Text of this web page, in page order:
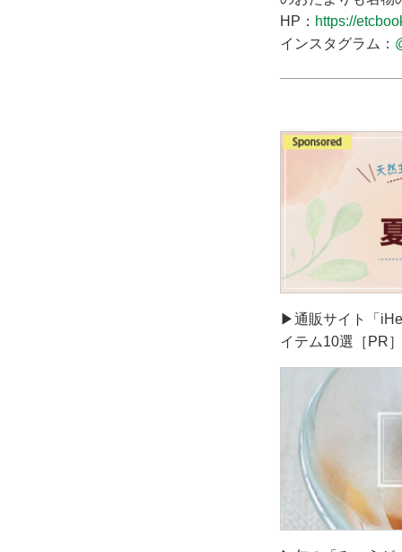
HP： https://
インスタグラム：
▶通販サイト「
イテム10選［PR］